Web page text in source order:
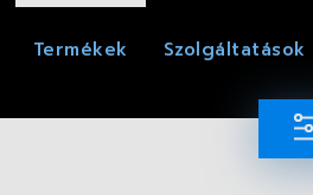
Termékek Szolgáltatások